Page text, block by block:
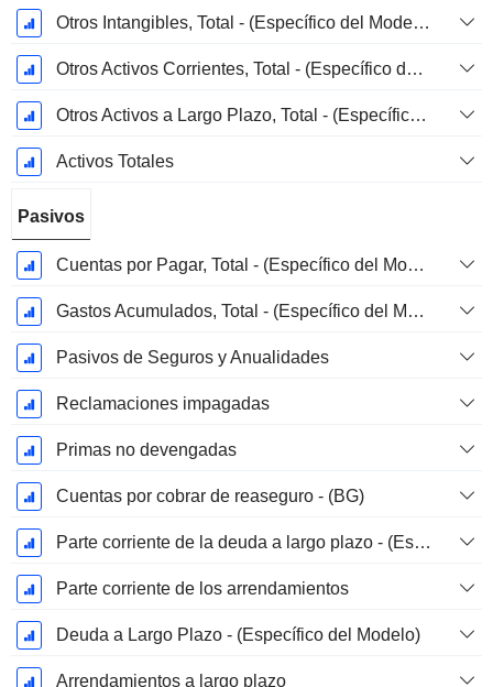
Otros Intangibles, Total - (Específico del Modelo)
Otros Activos Corrientes, Total - (Específico del Modelo)
Otros Activos a Largo Plazo, Total - (Específico del Modelo)
Activos Totales
Pasivos
Cuentas por Pagar, Total - (Específico del Modelo)
Gastos Acumulados, Total - (Específico del Modelo)
Pasivos de Seguros y Anualidades
Reclamaciones impagadas
Primas no devengadas
Cuentas por cobrar de reaseguro - (BG)
Parte corriente de la deuda a largo plazo - (Específico del modelo)
Parte corriente de los arrendamientos
Deuda a Largo Plazo - (Específico del Modelo)
Arrendamientos a largo plazo